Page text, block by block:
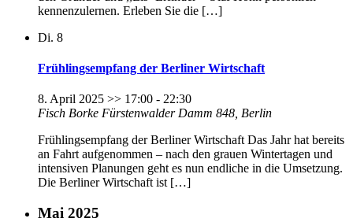
kennenzulernen. Erleben Sie die […]
Di. 8
Frühlingsempfang der Berliner Wirtschaft
8. April 2025 >> 17:00 - 22:30
Fisch Borke Fürstenwalder Damm 848, Berlin
Frühlingsempfang der Berliner Wirtschaft Das Jahr hat bereits
an Fahrt aufgenommen – nach den grauen Wintertagen und
intensiven Planungen geht es nun endliche in die Umsetzung.
Die Berliner Wirtschaft ist […]
Mai 2025